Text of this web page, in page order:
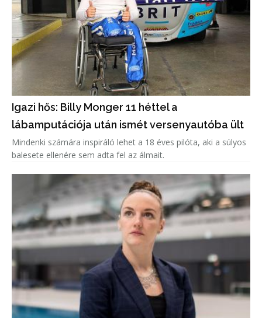
Igazi hős: Billy Monger 11 héttel a
lábamputációja után ismét versenyautóba ült
Mindenki számára inspiráló lehet a 18 éves pilóta, aki a súlyos
balesete ellenére sem adta fel az álmait.